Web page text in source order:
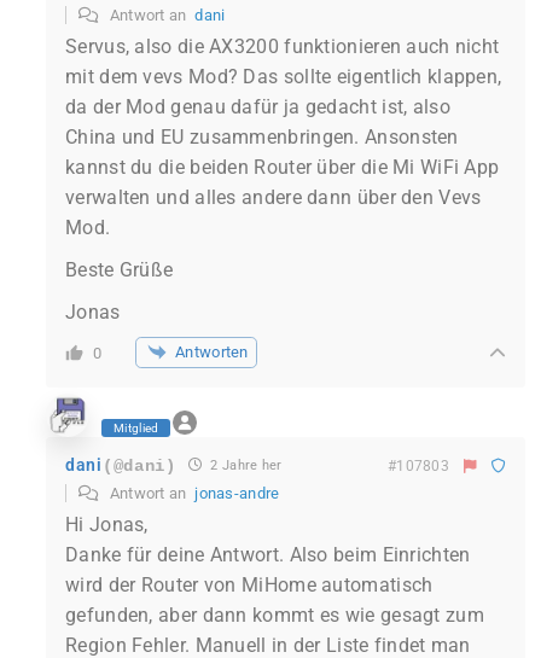
Antwort andani
Servus, also die AX3200 funktionieren auch nicht
mit dem vevs Mod? Das sollte eigentlich klappen,
da der Mod genau dafür ja gedacht ist, also
China und EU zusammenbringen. Ansonsten
kannst du die beiden Router über die Mi WiFi App
verwalten und alles andere dann über den Vevs
Mod.
Beste Grüße
Jonas
0 Antworten
Mitglied
dani (@dani) 2 Jahre her #107803
Antwort an jonas-andre
Hi Jonas,
Danke für deine Antwort. Also beim Einrichten
wird der Router von MiHome automatisch
gefunden, aber dann kommt es wie gesagt zum
Region Fehler. Manuell in der Liste findet man